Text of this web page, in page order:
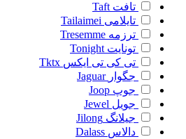
تافت Taft
تایلامی Tailaimei
ترزمه Tresemme
تونایت Tonight
تی کی تی ایکس Tktx
جگوار Jaguar
جوپ Joop
جویل Jewel
جیلانگ Jilong
دالاس Dalass